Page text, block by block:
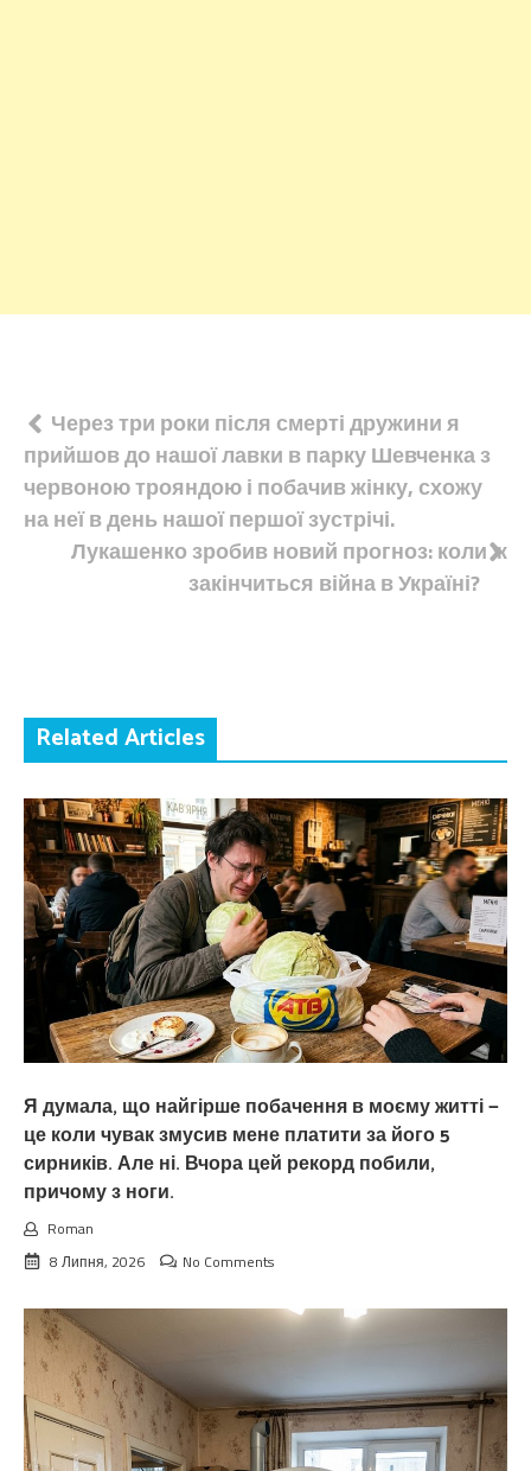
Навігація
записів
Через три роки після смерті дружини я
прийшов до нашої лавки в парку Шевченка з
червоною трояндою і побачив жінку, схожу
на неї в день нашої першої зустрічі.
Лукашенко зробив новий прогноз: коли ж
закінчиться війна в Україні?
Related Articles
Я думала, що найгірше побачення в моєму житті —
це коли чувак змусив мене платити за його 5
сирників. Але ні. Вчора цей рекорд побили,
причому з ноги.
Roman
8 Липня, 2026
No Comments